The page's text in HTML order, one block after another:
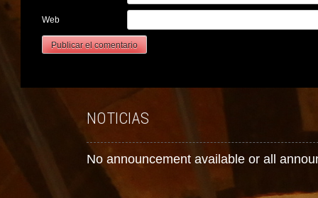
Web
NOTICIAS
No announcement available or all